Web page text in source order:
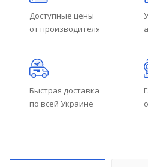
Доступные цены
от производителя
Быстрая доставка
по всей Украине